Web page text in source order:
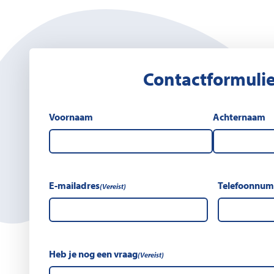
Voornaam Achternaam
E-mailadres(Vereist)
Heb je nog een vraag(Vereist)